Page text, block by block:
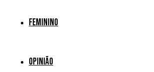
Feminino
Opinião